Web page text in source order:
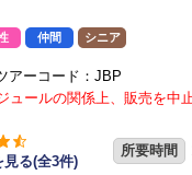
仲間 シニア
アーコード：JBP
ュールの関係上、販売を中
見る(全3件)
所要時間